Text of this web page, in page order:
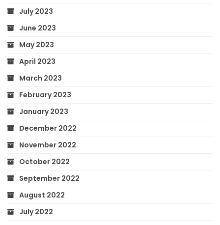
July 2023
June 2023
May 2023
April 2023
March 2023
February 2023
January 2023
December 2022
November 2022
October 2022
September 2022
August 2022
July 2022